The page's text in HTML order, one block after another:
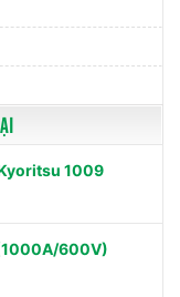
1009
600V)